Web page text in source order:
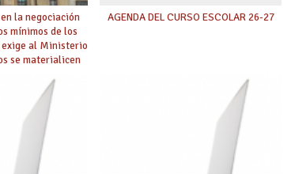
la negociación
mínimos de los
exige al Ministerio
se materialicen
AGENDA DEL CURSO ESCOLAR 26-27